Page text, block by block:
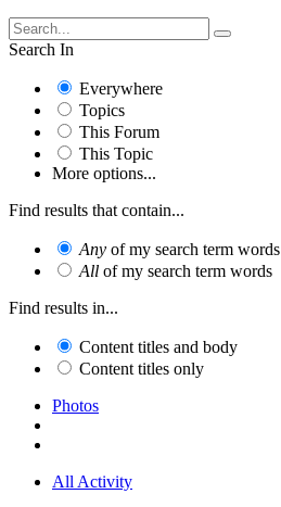
Search In
Everywhere
Topics
This Forum
This Topic
More options...
Find results that contain...
Any of my search term words
All of my search term words
Find results in...
Content titles and body
Content titles only
Photos
All Activity